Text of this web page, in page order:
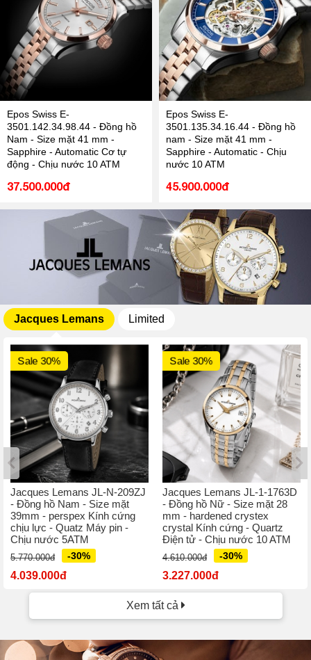
Epos Swiss E-
3501.142.34.98.44 - Đồng hồ
Nam - Size mặt 41 mm -
Sapphire - Automatic Cơ tự
động - Chịu nước 10 ATM
37.500.000đ
Epos Swiss E-
3501.135.34.16.44 - Đồng hồ
nam - Size mặt 41 mm -
Sapphire - Automatic - Chịu
nước 10 ATM
45.900.000đ
Jacques Lemans Limited
Sale 30%
Jacques Lemans JL-N-209ZJ
- Đồng hồ Nam - Size mặt
39mm - perspex Kính cứng
chịu lực - Quatz Máy pin -
Chịu nước 5ATM
5.770.000đ -30%
4.039.000đ
Sale 30%
Jacques Lemans JL-1-1763D
- Đồng hồ Nữ - Size mặt 28
mm - hardened crystex
crystal Kính cứng - Quartz
Điện tử - Chịu nước 10 ATM
4.610.000đ -30%
3.227.000đ
Xem tất cả